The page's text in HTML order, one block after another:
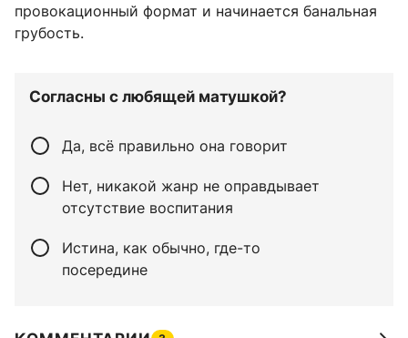
провокационный формат и начинается банальная
грубость.
Согласны с любящей матушкой?
Да, всё правильно она говорит
Нет, никакой жанр не оправдывает
отсутствие воспитания
Истина, как обычно, где-то
посередине